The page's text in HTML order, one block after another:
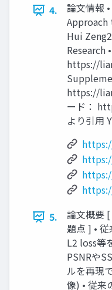
4.
論文情報
Approach
Hui
Research
https://
https://
ード：
より引用
5.
論文概要
題点 ] •
L2 loss等
PSNRや
ルを再現
像) • 従来